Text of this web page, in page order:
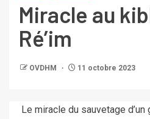
Miracle au
Ré’im
OVDHM 11 octobre 2023
Le miracle du sauvetage